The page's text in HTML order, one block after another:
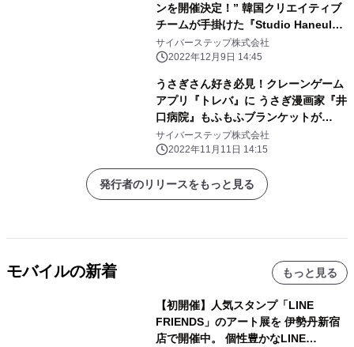
ンを開催決定！” 韓国クリエイティブ
チームが手掛けた『Studio Haneul』
の キャラクター達が仲良く抱き合うカ
トラリーがトレバ限定で登場！
サイバーステップ株式会社
2022年12月9日 14:45
うさぎさん好き必見！クレーンゲーム
アプリ『トレバ』に うさぎ漫画家『井
口病院』もふもふブランケットが
11/11より登場
サイバーステップ株式会社
2022年11月11日 14:15
発行者のリリースをもっと見る
モバイルの新着 もっと見る
【初開催】人気スタンプ「LINE
FRIENDS」のアート展を 伊勢丹新宿
店で開催中。 個性豊かなLINE